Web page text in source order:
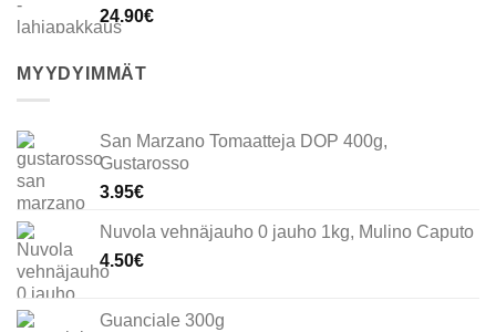
24.90€
MYYDYIMMÄT
San Marzano Tomaatteja DOP 400g,
Gustarosso
3.95€
Nuvola vehnäjauho 0 jauho 1kg, Mulino Caputo
4.50€
Guanciale 300g